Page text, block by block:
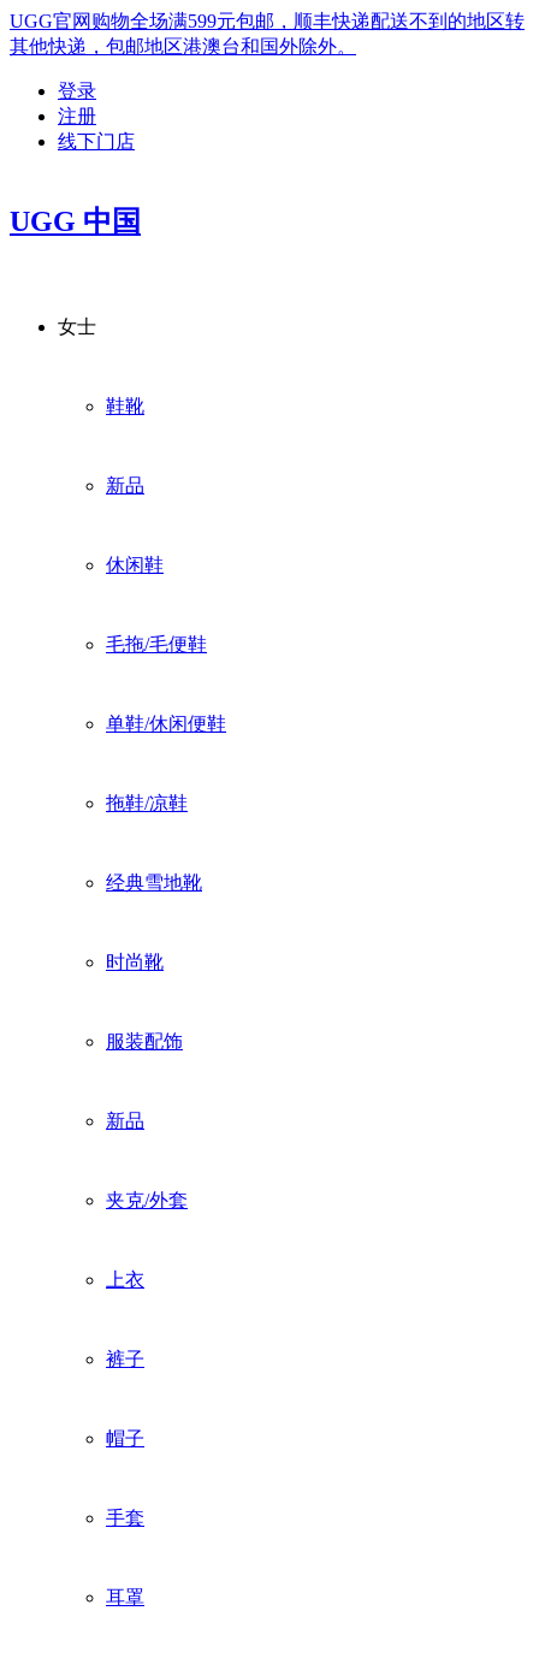
UGG官网购物全场满599元包邮，顺丰快递配送不到的地区转
其他快递，包邮地区港澳台和国外除外。
登录
注册
线下门店
UGG 中国
女士
鞋靴
新品
休闲鞋
毛拖/毛便鞋
单鞋/休闲便鞋
拖鞋/凉鞋
经典雪地靴
时尚靴
服装配饰
新品
夹克/外套
上衣
裤子
帽子
手套
耳罩